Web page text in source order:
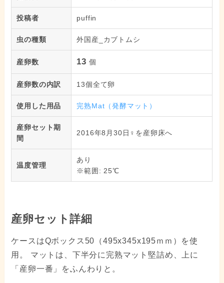
投稿者 puffin
虫の種類 外国産_カブトムシ
産卵数 13 個
産卵数の内訳 13個全て卵
使用した用品 完熟Mat（発酵マット）
産卵セット期
間
2016年8月30日♀を産卵床へ
温度管理
あり
※範囲: 25℃
産卵セット詳細
ケースはQボックス50（495x345x195ｍｍ）を使
用。 マットは、下半分に完熟マット堅詰め、上に
「産卵一番」をふんわりと。